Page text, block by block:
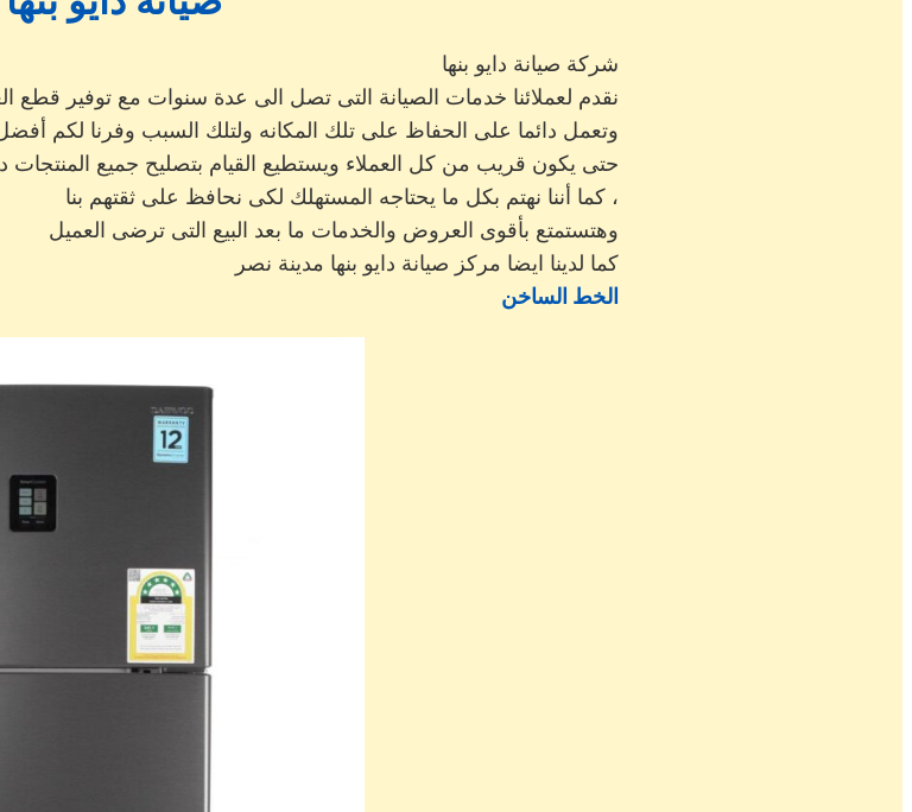
شركة صيانة دايو بنها
نقدم لعملائنا خدمات الصيانة التى تصل الى عدة سنوات مع توفير قطع
وتعمل دائما على الحفاظ على تلك المكانه ولتلك السبب وفرنا لكم أفضل
حتى يكون قريب من كل العملاء ويستطيع القيام بتصليح جميع المنتجات
كما أننا نهتم بكل ما يحتاجه المستهلك لكى نحافظ على ثقتهم بنا ،
وهتستمتع بأقوى العروض والخدمات ما بعد البيع التى ترضى العميل
كما لدينا ايضا مركز صيانة دايو بنها مدينة نصر
الخط الساخن